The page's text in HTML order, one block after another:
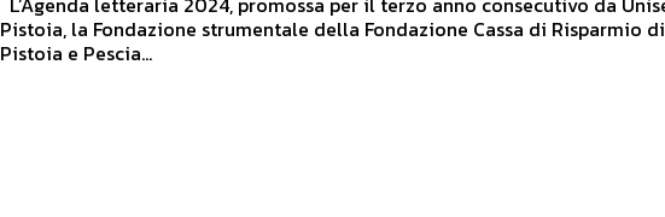
Pistoia, la Fondazione strumentale della Fondazione Cassa di Risparmio di
Pistoia e Pescia...